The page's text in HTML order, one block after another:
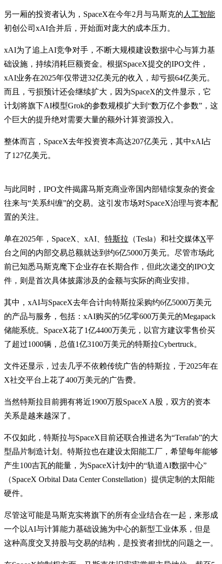
另一厢的投资者认为，SpaceX在今年2月与马斯克的人工智能
初创公司xAI合并后，开始面对庞大的成本压力。
xAI为了追上AI竞争对手，不断大规模建设数据中心与算力基
础设施，持续消耗巨额资金。根据SpaceX提交的IPO文件，
xAI业务在2025年仅带进32亿美元的收入，却亏损64亿美元。
而且，亏损预计还会继续扩大，因为SpaceX的文件显示，它
计划将旗下AI模型Grok的参数规模扩大到“数万亿个参数”，这
个巨大的提升绝对需要大量的额外计算资源投入。
整体而言，SpaceX去年投资资本高达207亿美元，其中xAI占
了127亿美元。
与此同时，IPO文件揭露马斯克商业帝国内部错综复杂的资金
往来与“关系纠缠”的交易。这引发市场对SpaceX治理与资本配
置的关注。
单在2025年，SpaceX、xAI、 特斯拉 （Tesla）和社交媒体X平
台之间的内部交易总额就达到约6亿5000万美元。尽管市场此
前已知悉马斯克麾下企业存在长期合作，但此次递交的IPO文
件，则是首次具体披露涉及的金额与实际的商业安排。
其中，xAI与SpaceX去年合计向特斯拉采购约6亿5000万美元
的产品与服务，包括：xAI购买的5亿零600万美元的Megapack
储能系统。SpaceX花了1亿4400万美元，以官方建议零售价买
了超过1000辆，总值1亿3100万美元的特斯拉Cybertruck。
文件还显示，过去几乎不依赖传统广告的特斯拉，于2025年在
X社交平台上花了400万美元的广告费。
当然特斯拉目前拥有将近1900万股SpaceX A股，双方的资本
关系是越来越深了。
不仅如此，特斯拉与SpaceX目前还联合推进名为“Terafab”的大
型晶片制造计划。特斯拉也在建设太阳能工厂，希望每年能够
产生100吉瓦的能量，为SpaceX计划中的“轨道AI数据中心”
（SpaceX Orbital Data Center Constellation）提供定制的太阳能
硬件。
尽管这可能是马斯克实将旗下的所有企业结合在一起，来形成
一个以AI与计算能力基础设施为中心的新型工业体系，但是
这种高度交叉持股与交易的结构，是投资者担忧的问题之一。